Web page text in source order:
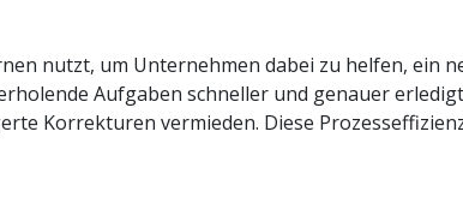
nutzt, um Unternehmen dabei zu helfen, ein
Aufgaben schneller und genauer
Korrekturen vermieden. Diese